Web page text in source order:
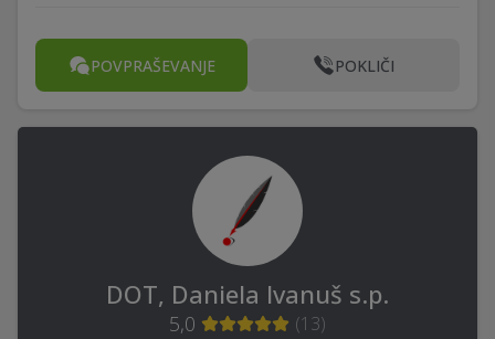
POVPRAŠEVANJE POKLIČI
DOT, Daniela Ivanuš s.p.
5,0 (13)